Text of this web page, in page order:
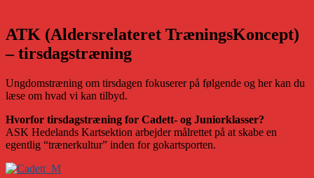
ATK (Aldersrelateret TræningsKoncept)
– tirsdagstræning
Ungdomstræning om tirsdagen fokuserer på følgende og her kan du
læse om hvad vi kan tilbyd.
Hvorfor tirsdagstræning for Cadett- og Juniorklasser?
ASK Hedelands Kartsektion arbejder målrettet på at skabe en
egentlig “trænerkultur” inden for gokartsporten.